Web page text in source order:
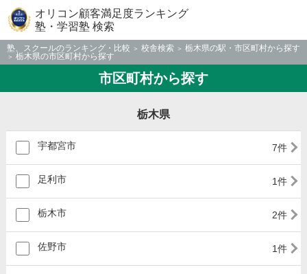
オリコン顧客満足度ランキング
塾・学習塾 検索
塾、スクールのランキング・比較 校舎検索
栃木県の駅・市区町村から探す
栃木県の市区町村から探す
市区町村から探す
栃木県
宇都宮市 7件
足利市 1件
栃木市 2件
佐野市 1件